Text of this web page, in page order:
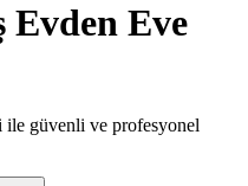
Eve
ile güvenli ve profesyonel